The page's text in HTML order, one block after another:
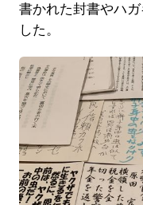
書かれた封書やハ
した。